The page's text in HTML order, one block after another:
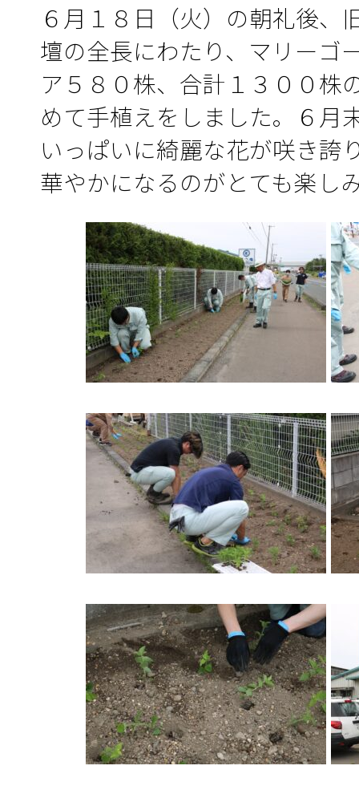
６月１８日（火）の朝礼後、
壇の全長にわたり、マリーゴ
ア５８０株、合計１３００株
めて手植えをしました。６月
いっぱいに綺麗な花が咲き誇
華やかになるのがとても楽し